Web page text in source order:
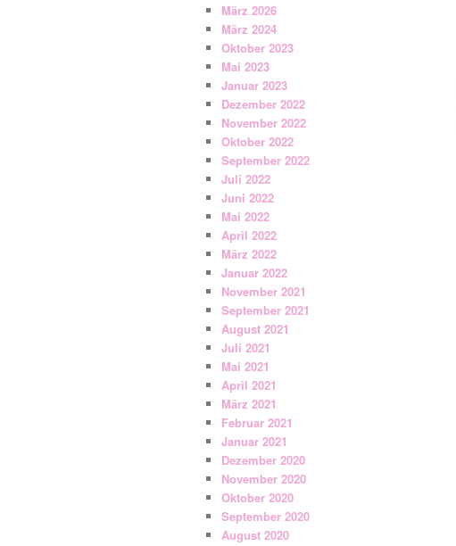
März 2026
März 2024
Oktober 2023
Mai 2023
Januar 2023
Dezember 2022
November 2022
Oktober 2022
September 2022
Juli 2022
Juni 2022
Mai 2022
April 2022
März 2022
Januar 2022
November 2021
September 2021
August 2021
Juli 2021
Mai 2021
April 2021
März 2021
Februar 2021
Januar 2021
Dezember 2020
November 2020
Oktober 2020
September 2020
August 2020